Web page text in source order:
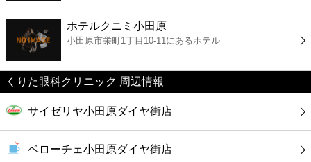
ファーストフード
カフェ
ショッピング
銀行
ホテルクニミ小田原
小田原市栄町1丁目10-11にあるホテル
くりた眼科クリニック 周辺情報
サイゼリヤ小田原ダイヤ街店
ベローチェ小田原ダイヤ街店